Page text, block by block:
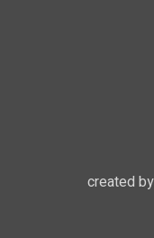
created by